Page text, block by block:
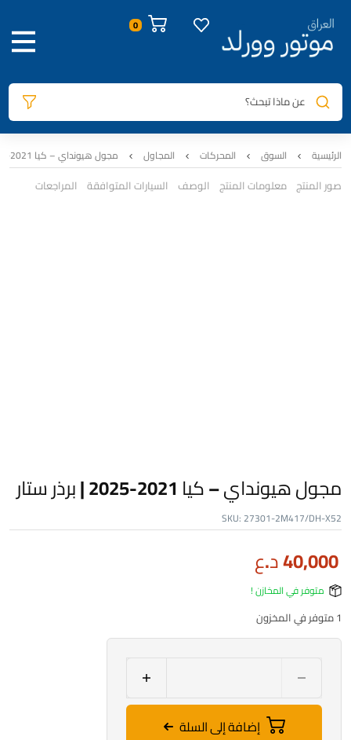
عن ماذا تبحث؟
الرئيسية السوق المحركات المجاول مجول هيونداي – كيا 2021-2025 | برذر ستار
صور المنتج معلومات المنتج الوصف السيارات المتوافقة المراجعات
مجول هيونداي – كيا 2021-2025 | برذر ستار
SKU: 27301-2M417/DH-X52
40,000د.ع
متوفر في المخازن !
1 متوفر في المخزون
إضافة إلى السلة